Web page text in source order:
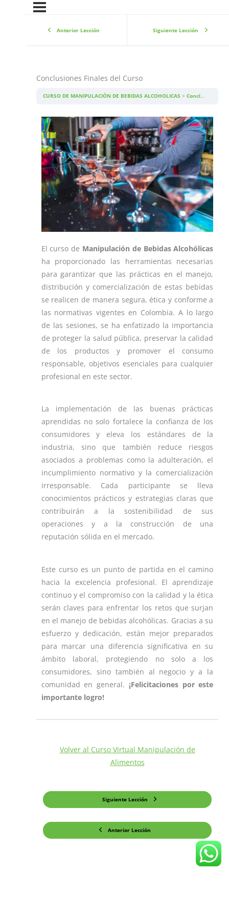
Anterior Lección Siguiente Lección
Conclusiones Finales del Curso
CURSO DE MANIPULACIÓN DE BEBIDAS ALCOHOLICAS Conclusiones Finales del Curso
El curso de Manipulación de Bebidas Alcohólicas
ha proporcionado las herramientas necesarias
para garantizar que las prácticas en el manejo,
distribución y comercialización de estas bebidas
se realicen de manera segura, ética y conforme a
las normativas vigentes en Colombia. A lo largo
de las sesiones, se ha enfatizado la importancia
de proteger la salud pública, preservar la calidad
de los productos y promover el consumo
responsable, objetivos esenciales para cualquier
profesional en este sector.
La implementación de las buenas prácticas
aprendidas no solo fortalece la confianza de los
consumidores y eleva los estándares de la
industria, sino que también reduce riesgos
asociados a problemas como la adulteración, el
incumplimiento normativo y la comercialización
irresponsable. Cada participante se lleva
conocimientos prácticos y estrategias claras que
contribuirán a la sostenibilidad de sus
operaciones y a la construcción de una
reputación sólida en el mercado.
Este curso es un punto de partida en el camino
hacia la excelencia profesional. El aprendizaje
continuo y el compromiso con la calidad y la ética
serán claves para enfrentar los retos que surjan
en el manejo de bebidas alcohólicas. Gracias a su
esfuerzo y dedicación, están mejor preparados
para marcar una diferencia significativa en su
ámbito laboral, protegiendo no solo a los
consumidores, sino también al negocio y a la
comunidad en general. ¡Felicitaciones por este
importante logro!
Anterior Lección
Volver al Curso Virtual Manipulación de
Alimentos
Siguiente Lección